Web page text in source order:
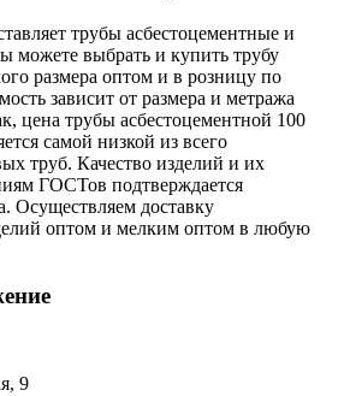
трубы асбестоцементные и
выбрать и купить трубу
размера оптом и в розницу по
зависит от размера и метража
цена трубы асбестоцементной 100
самой низкой из всего
труб. Качество изделий и их
ГОСТов подтверждается
Осуществляем доставку
оптом и мелким оптом в любую
9